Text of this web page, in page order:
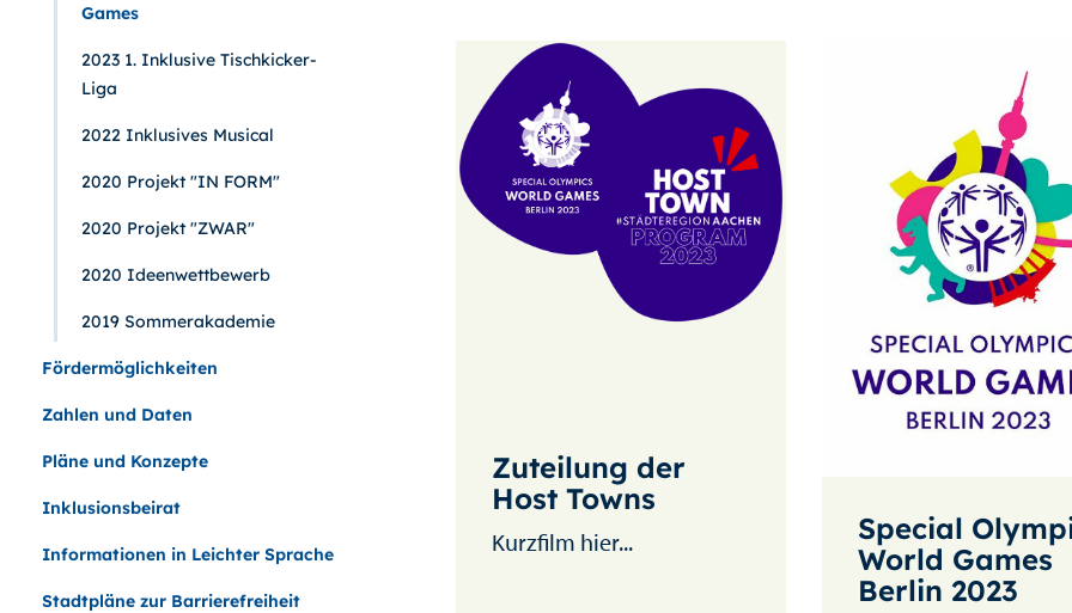
Games
2023 1. Inklusive Tischkicker-
Liga
2022 Inklusives Musical
2020 Projekt "IN FORM"
2020 Projekt "ZWAR"
2020 Ideenwettbewerb
2019 Sommerakademie
Fördermöglichkeiten
Zahlen und Daten
Pläne und Konzepte
Inklusionsbeirat
Informationen in Leichter Sprache
Stadtpläne zur Barrierefreiheit
Zuteilung der
Host Towns
Kurzfilm hier...
Special
World Games
Berlin 2023